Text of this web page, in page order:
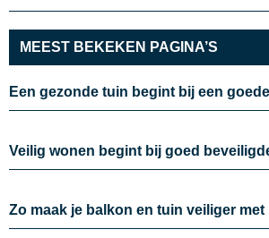
MEEST BEKEKEN PAGINA’S
Een gezonde tuin begint bij een
Veilig wonen begint bij goed
Zo maak je balkon en tuin veiliger